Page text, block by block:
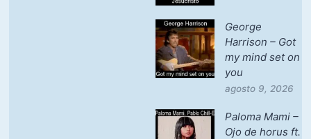
George
Harrison – Got
my mind set on
you
agosto 9, 2026
Paloma Mami –
Ojo de horus ft.